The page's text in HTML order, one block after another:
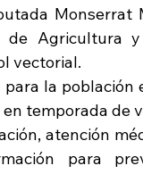
Agricultura y
vectorial.
la
temporada de
atención
para